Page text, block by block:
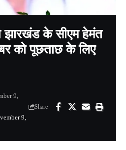
के सीएम हेमंत
को पूछताछ के लिए
9,
9,
Share